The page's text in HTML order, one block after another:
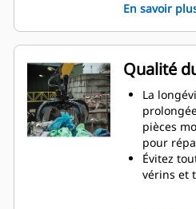
200 %
Les
optimaux
grappin.
Atteignez
En savoir
Qualité
La
pièces
pour
Évitez
vérins et